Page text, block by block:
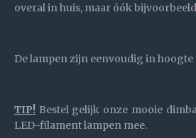
overal in huis, maar óók
De lampen zijn eenvoudig in hoogte
TIP! Bestel gelijk onze mooie
LED-filament lampen mee.